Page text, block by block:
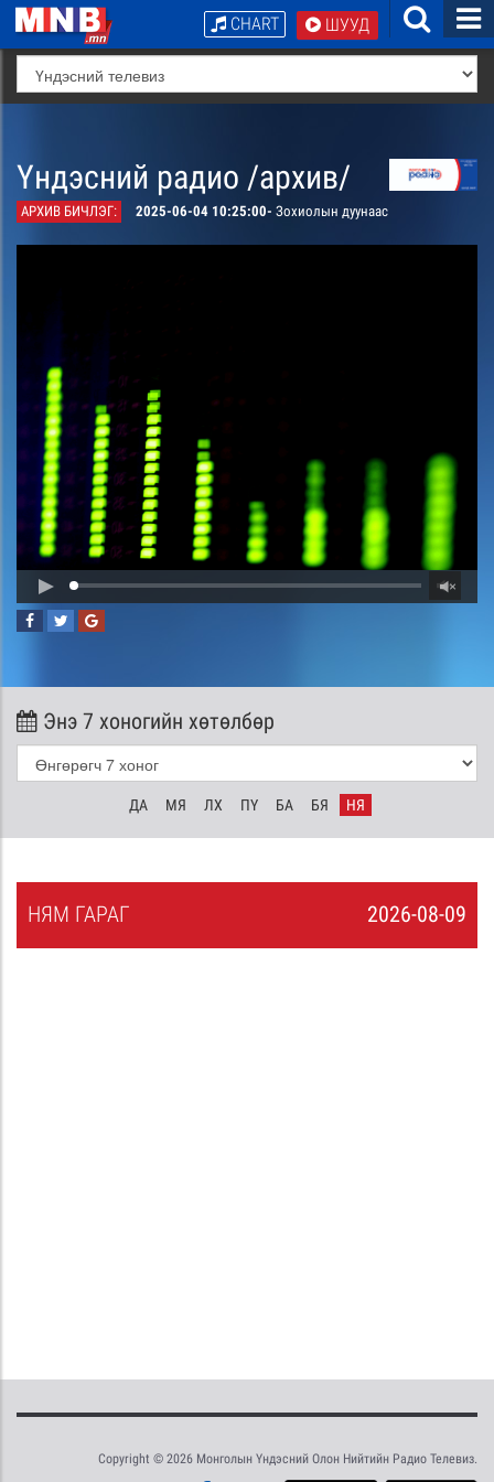
ШУУД
CHART
Үндэсний радио /архив/
АРХИВ БИЧЛЭГ: 2025-06-04 10:25:00- Зохиолын дуунаас
Энэ 7 хоногийн хөтөлбөр
ДА МЯ ЛХ ПҮ БА БЯ НЯ
2026-08-09
НЯМ ГАРАГ
Copyright © 2026 Монголын Үндэсний Олон Нийтийн Радио Телевиз.